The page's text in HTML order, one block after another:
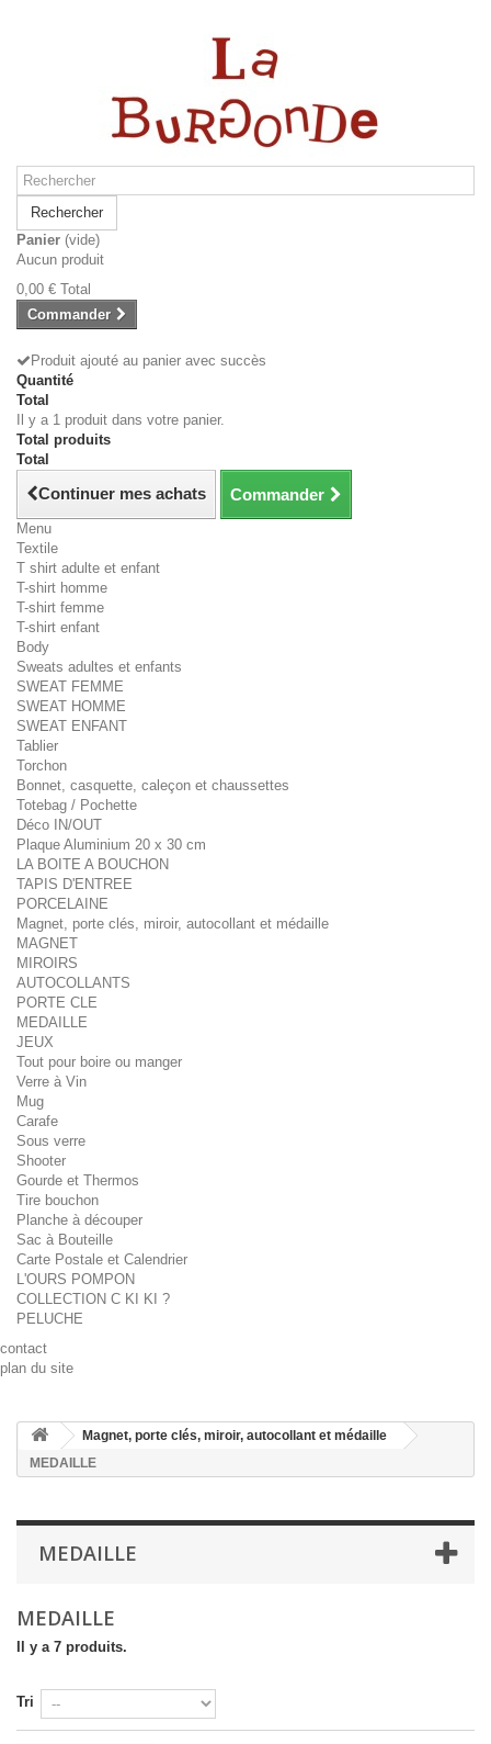
Rechercher
Panier (vide)
Aucun produit
0,00 € Total
Commander
Produit ajouté au panier avec succès
Quantité
Total
Il y a 1 produit dans votre panier.
Total produits
Total
Continuer mes achats Commander
Menu
Textile
T shirt adulte et enfant
T-shirt homme
T-shirt femme
T-shirt enfant
Body
Sweats adultes et enfants
SWEAT FEMME
SWEAT HOMME
SWEAT ENFANT
Tablier
Torchon
Bonnet, casquette, caleçon et chaussettes
Totebag / Pochette
Déco IN/OUT
Plaque Aluminium 20 x 30 cm
LA BOITE A BOUCHON
TAPIS D'ENTREE
PORCELAINE
Magnet, porte clés, miroir, autocollant et médaille
MAGNET
MIROIRS
AUTOCOLLANTS
PORTE CLE
MEDAILLE
JEUX
Tout pour boire ou manger
Verre à Vin
Mug
Carafe
Sous verre
Shooter
Gourde et Thermos
Tire bouchon
Planche à découper
Sac à Bouteille
Carte Postale et Calendrier
L'OURS POMPON
COLLECTION C KI KI ?
PELUCHE
contact
plan du site
Magnet, porte clés, miroir, autocollant et médaille
MEDAILLE
MEDAILLE
MEDAILLE
Il y a 7 produits.
Tri